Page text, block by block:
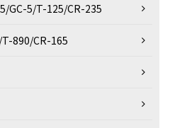
GC-5/T-125/CR-235
890/CR-165